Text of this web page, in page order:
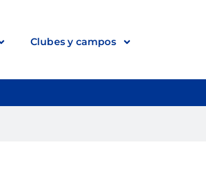
Clubes y campos